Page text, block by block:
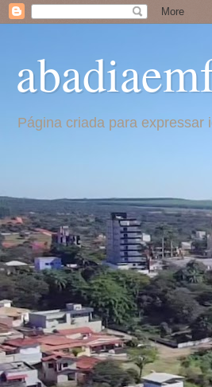
Página criada para expressar